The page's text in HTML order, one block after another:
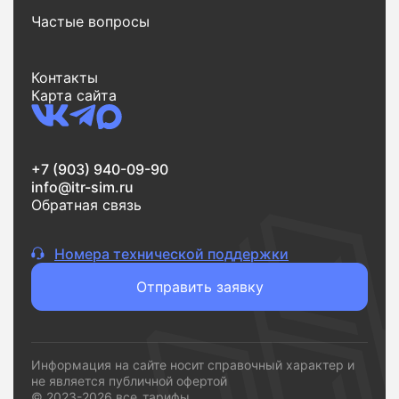
Еще одно важное преимущество - экономия
занимает всего несколько минут. Вы выбираете
тариф, оставляете заявку и переходите к
подключению без лишних шагов.
инструмент, который помогает быстро принять
решение и подключиться к подходящему
провайдеру.
Частые вопросы
Контакты
Карта сайта
+7 (903) 940-09-90
info@itr-sim.ru
Обратная связь
Номера технической поддержки
Отправить заявку
Информация на сайте носит справочный характер и
не является публичной офертой